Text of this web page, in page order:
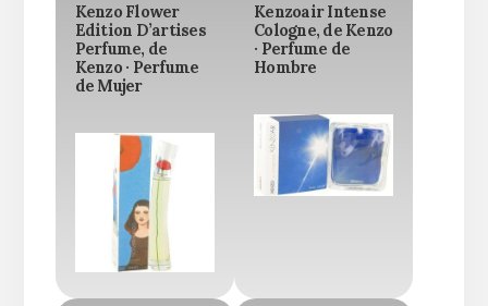
Kenzo Flower
Edition D’artises
Perfume, de
Kenzo · Perfume
de Mujer
Kenzoair Intense
Cologne, de Kenzo
· Perfume de
Hombre